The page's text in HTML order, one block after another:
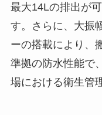
最大14Lの排出が
す。さらに、大振
ーの搭載により、
準拠の防水性能で
場における衛生管